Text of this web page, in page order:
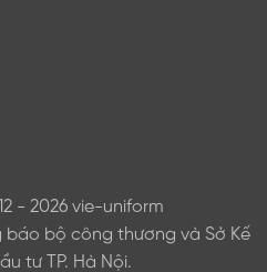
- 2026 vie-uniform
bộ công thương và Sở Kế
tư TP. Hà Nội.